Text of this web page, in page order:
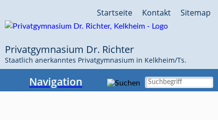
überspringen
Sitemap
Kontakt
Startseite
Privatgymnasium Dr. Richter
Staatlich anerkanntes Privatgymnasium in Kelkheim/Ts.
Navigation